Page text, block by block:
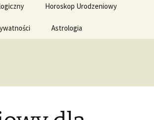
Horoskop Urodzeniowy
Astrologia